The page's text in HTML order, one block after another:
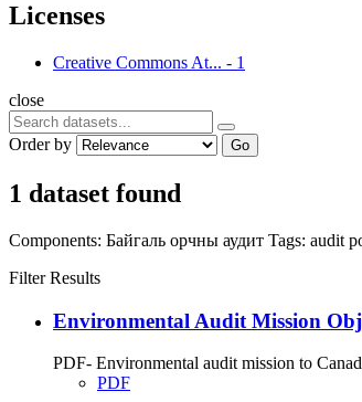
Licenses
Creative Commons At... - 1
close
Order by Go
1 dataset found
Components: Байгаль орчны аудит Tags: audit
Filter Results
Environmental Audit Mission
PDF- Environmental audit mission to
PDF